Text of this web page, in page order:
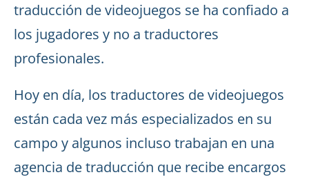
traducción de videojuegos se ha confiado a
los jugadores y no a traductores
profesionales.
Hoy en día, los traductores de videojuegos
están cada vez más especializados en su
campo y algunos incluso trabajan en una
agencia de traducción que recibe encargos